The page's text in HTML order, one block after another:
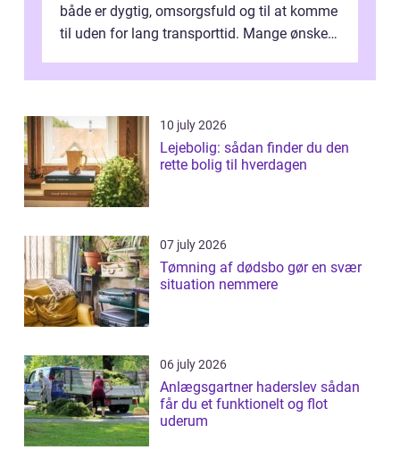
både er dygtig, omsorgsfuld og til at komme
til uden for lang transporttid. Mange ønsker
10 july 2026
Lejebolig: sådan finder du den
rette bolig til hverdagen
07 july 2026
Tømning af dødsbo gør en svær
situation nemmere
06 july 2026
Anlægsgartner haderslev sådan
får du et funktionelt og flot
uderum